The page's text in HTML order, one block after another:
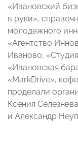
«Ивановский
в руки»,
молодежного
«Агентство
Иваново,
«Ивановская
«MarkDrive»,
проделали
Ксения
и Александр